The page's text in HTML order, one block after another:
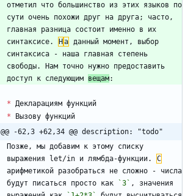
отметил что большинство из этих языков по
сути очень похожи друг на друга; часто,
главная разница состоит именно в их
синтаксисе.
Н а данный момент, выбор
синтаксиса - наша главная степень
свободы. Нам точно нужно предоставить
доступ к следующим вещам
*
*
@@ -62,3 +62,34 @@ description: "todo"
Позже, мы добавим к этому списку
выражения let/in и лямбда-функции. С
арифметикой разобраться не сложно - числа
будут писаться просто как
`3` , значения